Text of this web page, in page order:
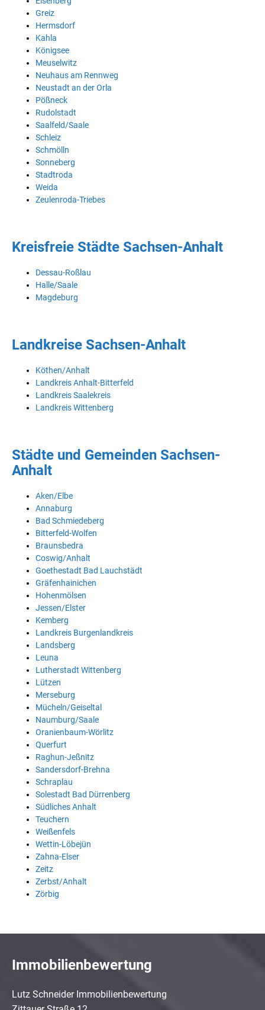
Greiz
Hermsdorf
Kahla
Königsee
Meuselwitz
Neuhaus am Rennweg
Neustadt an der Orla
Pößneck
Rudolstadt
Saalfeld/Saale
Schleiz
Schmölln
Sonneberg
Stadtroda
Weida
Zeulenroda-Triebes
Kreisfreie Städte Sachsen-Anhalt
Dessau-Roßlau
Halle/Saale
Magdeburg
Landkreise Sachsen-Anhalt
Köthen/Anhalt
Landkreis Anhalt-Bitterfeld
Landkreis Saalekreis
Landkreis Wittenberg
Städte und Gemeinden Sachsen-
Anhalt
Aken/Elbe
Annaburg
Bad Schmiedeberg
Bitterfeld-Wolfen
Braunsbedra
Coswig/Anhalt
Goethestadt Bad Lauchstädt
Gräfenhainichen
Hohenmölsen
Jessen/Elster
Kemberg
Landkreis Burgenlandkreis
Landsberg
Leuna
Lutherstadt Wittenberg
Lützen
Merseburg
Mücheln/Geiseltal
Naumburg/Saale
Oranienbaum-Wörlitz
Querfurt
Raghun-Jeßnitz
Sandersdorf-Brehna
Schraplau
Solestadt Bad Dürrenberg
Südliches Anhalt
Teuchern
Weißenfels
Wettin-Löbejün
Zahna-Elser
Zeitz
Zerbst/Anhalt
Zörbig
Immobilienbewertung
Lutz Schneider Immobilienbewertung